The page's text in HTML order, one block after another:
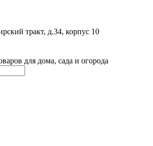
тракт, д.34, корпус 10
для дома, сада и огорода